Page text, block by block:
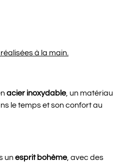
à la main.
acier inoxydable, un matériau
le temps et son confort au
unesprit bohème, avec des